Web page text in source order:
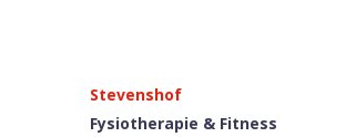
Fysiotherapie & Fitness